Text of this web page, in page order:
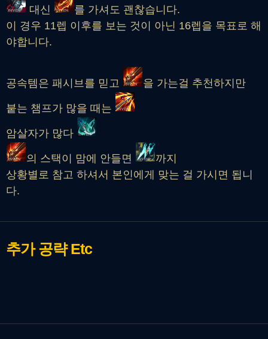
대신
를 가셔도 괜찮습니다.
이 경우 11렙 이후를 보는 것이 아닌 16렙을 목표로 해
야합니다.
공속템은 패시브를 믿고 을 가는걸 추천하지만
붙는 챔프가 많을 때는
암살자가 많다
의 스택이 맘에 안들면
까지
상황별로 참고 하셔서 본인에게 맞는 걸 가시면 됩니
다.
추가 공략Etc